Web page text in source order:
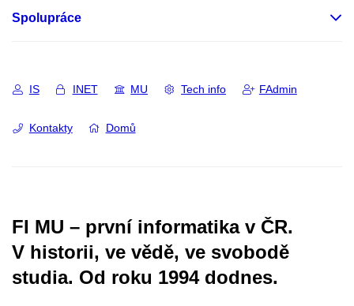
Spolupráce
IS INET MU Tech info FAdmin
Kontakty Domů
FI MU – první informatika v ČR.
V historii, ve vědě, ve svobodě
studia. Od roku 1994 dodnes.